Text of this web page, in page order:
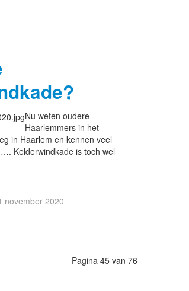
Nu weten oudere
Haarlemmers in het
in Haarlem en kennen veel
Kelderwindkade is toch wel
november 2020
Pagina 45 van 76